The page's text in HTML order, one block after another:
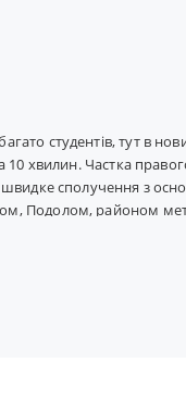
студентів, тут в
хвилин. Частка
сполучення з
Подолом, районом